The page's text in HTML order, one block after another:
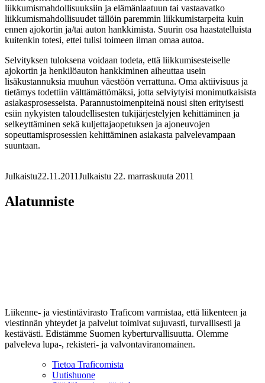
liikkumismahdollisuuksiin ja elämänlaatuun tai vastaavatko
liikkumismahdollisuudet tällöin paremmin liikkumistarpeita kuin
ennen ajokortin ja/tai auton hankkimista. Suurin osa haastatelluista
kuitenkin totesi, ettei tulisi toimeen ilman omaa autoa.
Selvityksen tuloksena voidaan todeta, että liikkumisesteiselle
ajokortin ja henkilöauton hankkiminen aiheuttaa usein
lisäkustannuksia muuhun väestöön verrattuna. Oma aktiivisuus ja
tietämys todettiin välttämättömäksi, jotta selviytyisi monimutkaisista
asiakasprosesseista. Parannustoimenpiteinä nousi siten erityisesti
esiin nykyisten taloudellisesten tukijärjestelyjen kehittäminen ja
selkeyttäminen sekä kuljettajaopetuksen ja ajoneuvojen
sopeuttamisprosessien kehittäminen asiakasta palvelevampaan
suuntaan.
Julkaistu22.11.2011Julkaistu 22. marraskuuta 2011
Alatunniste
Liikenne- ja viestintävirasto Traficom varmistaa, että liikenteen ja
viestinnän yhteydet ja palvelut toimivat sujuvasti, turvallisesti ja
kestävästi. Edistämme Suomen kyberturvallisuutta. Olemme
palveleva lupa-, rekisteri- ja valvontaviranomainen.
Tietoa Traficomista
Uutishuone